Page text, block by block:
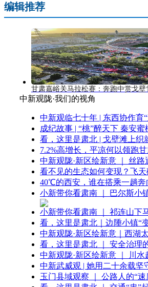
编辑推荐
甘肃嘉峪关马拉松赛：奔跑中赏戈
中新观陇·我们的视角
中新观临七十年 | 东西协作育
成纪故事 | “桃”醉天下 秦安
看，这里是肃北 | 戈壁滩上织
7.2%高增长，平凉何以领跑
中新观陇·新区绘新意 ｜ 丝
看不见的生态如何变现？飞
40℃的西安，谁在搭乘一趟
小新带你看肃南 ｜ 巴尔斯小
小新带你看肃南 ｜ 祁连山下
看，这里是肃北｜边陲小镇“
中新观陇·新区绘新意｜西湖
看，这里是肃北 ｜ 安全治理
中新观陇·新区绘新意 ｜ 川
中新武威观 | 她用二十余载坚
玉门县域观察 ｜ 公路人的“速